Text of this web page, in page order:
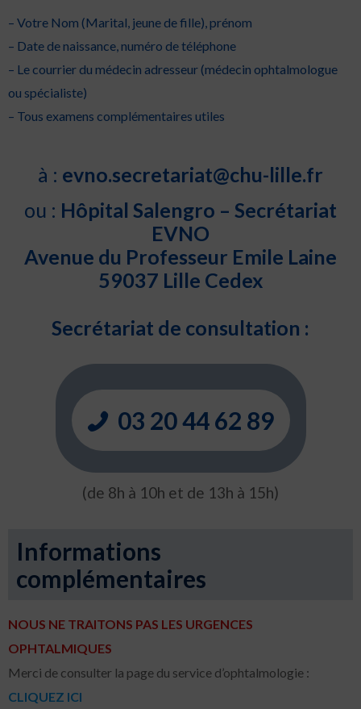
– Votre Nom (Marital, jeune de fille), prénom
– Date de naissance, numéro de téléphone
– Le courrier du médecin adresseur (médecin ophtalmologue
ou spécialiste)
– Tous examens complémentaires utiles
à : evno.secretariat@chu-lille.fr
ou : Hôpital Salengro – Secrétariat
EVNO
Avenue du Professeur Emile Laine
59037 Lille Cedex
Secrétariat de consultation :
03 20 44 62 89
(de 8h à 10h et de 13h à 15h)
Informations
complémentaires
NOUS NE TRAITONS PAS LES URGENCES
OPHTALMIQUES
Merci de consulter la page du service d’ophtalmologie :
CLIQUEZ ICI